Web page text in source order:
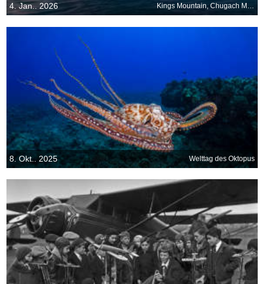
4. Jan.. 2026 Kings Mountain, Chugach Mountains, Alaska, USA
8. Okt.. 2025 Welttag des Oktopus